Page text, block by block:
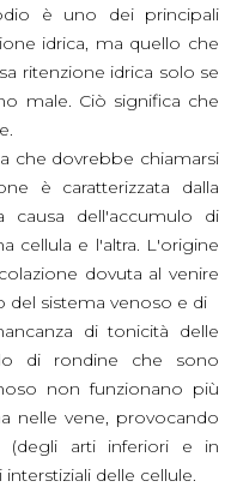
è uno dei principali
idrica, ma quello che
ritenzione idrica solo se
male. Ciò significa che
che dovrebbe chiamarsi
è caratterizzata dalla
causa dell'accumulo di
cellula e l'altra. L'origine
dovuta al venire
sistema venoso e di
di tonicità delle
di rondine che sono
non funzionano più
nelle vene, provocando
(degli arti inferiori e in
delle cellule.